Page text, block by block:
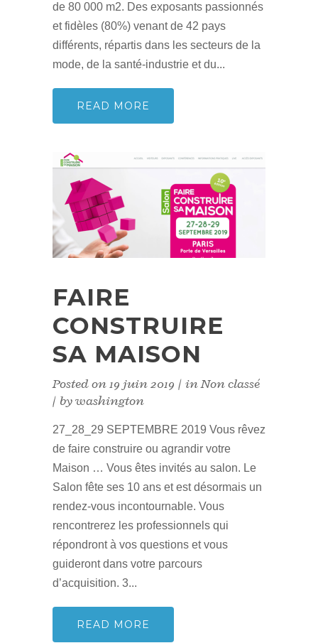
de 80 000 m2. Des exposants passionnés
et fidèles (80%) venant de 42 pays
différents, répartis dans les secteurs de la
mode, de la santé-industrie et du...
READ MORE
FAIRE
CONSTRUIRE
SA MAISON
Posted on19 juin 2019 inNon classé
bywashington
27_28_29 SEPTEMBRE 2019 Vous rêvez
de faire construire ou agrandir votre
Maison … Vous êtes invités au salon. Le
Salon fête ses 10 ans et est désormais un
rendez-vous incontournable. Vous
rencontrerez les professionnels qui
répondront à vos questions et vous
guideront dans votre parcours
d’acquisition. 3...
READ MORE